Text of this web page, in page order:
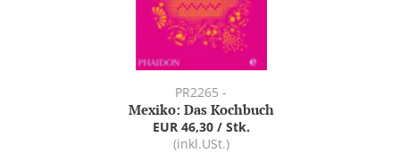
PR2265 -
Mexiko: Das Kochbuch
EUR 46,30 / Stk.
(inkl.USt.)